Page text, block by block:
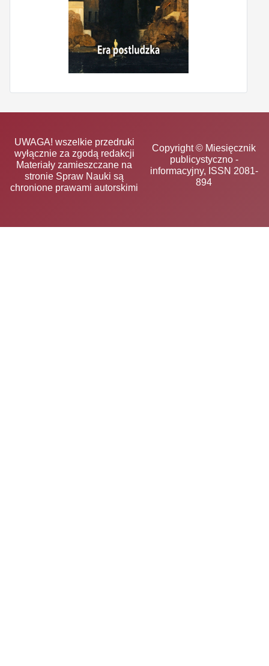
UWAGA! wszelkie przedruki
wyłącznie za zgodą redakcji
Materiały zamieszczane na
stronie Spraw Nauki są
chronione prawami autorskimi
Copyright © Miesięcznik
publicystyczno -
informacyjny, ISSN 2081-
894